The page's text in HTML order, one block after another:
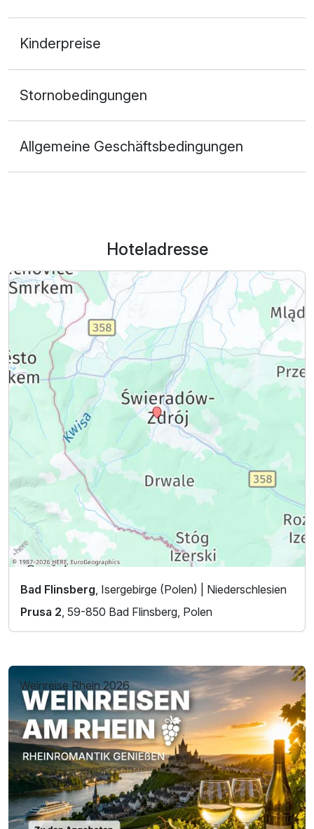
Kinderpreise
Stornobedingungen
Allgemeine Geschäftsbedingungen
Hoteladresse
Bad Flinsberg, Isergebirge (Polen) | Niederschlesien
Prusa 2, 59-850 Bad Flinsberg, Polen
Weinreise Rhein 2026